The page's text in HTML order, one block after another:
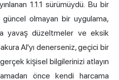
1.1.1 sürümüydü. Bu bir
olmayan bir uygulama,
yavaş düzeltmeler ve eksik
AI'yı denerseniz, geçici bir
kişisel bilgilerinizi atlayın
önce kendi harcama